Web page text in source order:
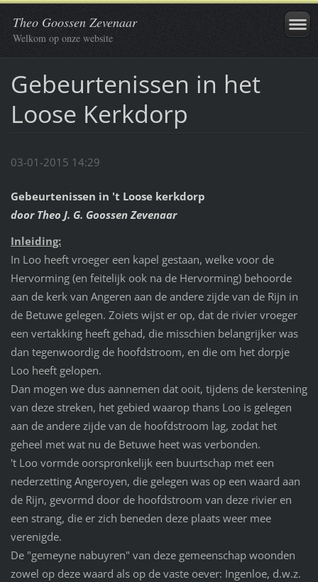
Theo Goossen Zevenaar
Welkom op onze website
Gebeurtenissen in het
Loose Kerkdorp
03-01-2015 14:29
Gebeurtenissen in 't Loose kerkdorp
door Theo J. G. Goossen Zevenaar
Inleiding:
In Loo heeft vroeger een kapel gestaan, welke voor de
Hervorming (en feitelijk ook na de Hervorming) behoorde
aan de kerk van Angeren aan de andere zijde van de Rijn in
de Betuwe gelegen. Zoiets wijst er op, dat de rivier vroeger
een vertakking heeft gehad, die misschien belangrijker was
dan tegenwoordig de hoofdstroom, en die om het dorpje
Loo heeft gelopen.
Dan mogen we dus aannemen dat ooit, tijdens de kerstening
van deze streken, het gebied waarop thans Loo is gelegen
aan de andere zijde van de hoofdstroom lag, zodat het
geheel met wat nu de Betuwe heet was verbonden.
't Loo vormde oorspronkelijk een buurtschap met een
nederzetting Angeroyen, die gelegen was op een waard aan
de Rijn, gevormd door de hoofdstroom van deze rivier en
een strang, die er zich beneden deze plaats weer mee
verenigde.
De "gemeyne nabuyren" van deze gemeenschap woonden
zowel op deze waard als op de vaste oever: Ingenloe, d.w.z.